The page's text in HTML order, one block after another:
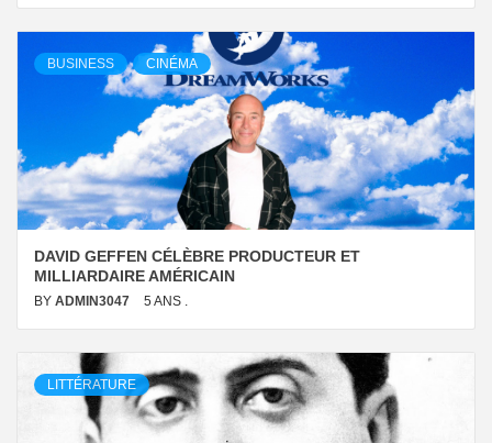
BUSINESS CINÉMA
DAVID GEFFEN CÉLÈBRE PRODUCTEUR ET
MILLIARDAIRE AMÉRICAIN
BY ADMIN3047 5 ANS .
LITTÉRATURE